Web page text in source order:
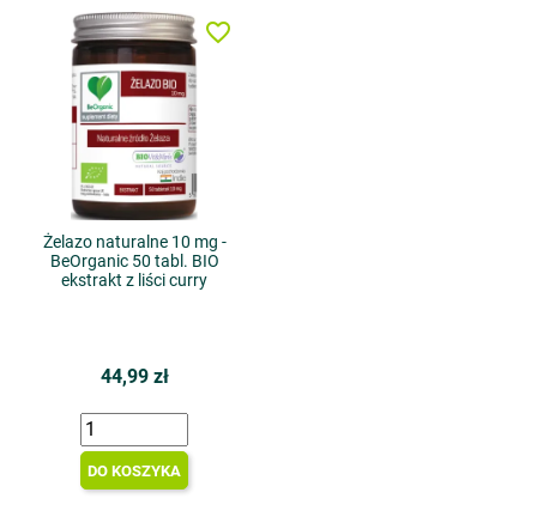
Żelazo naturalne 10 mg -
BeOrganic 50 tabl. BIO
ekstrakt z liści curry
44,99 zł
DO KOSZYKA
favorite_border